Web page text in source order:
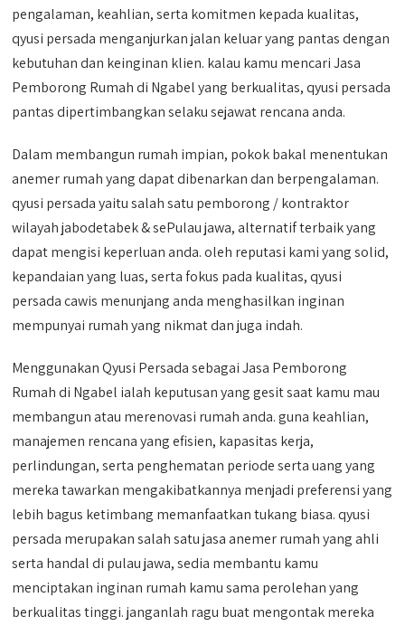
pengalaman, keahlian, serta komitmen kepada kualitas,
qyusi persada menganjurkan jalan keluar yang pantas dengan
kebutuhan dan keinginan klien. kalau kamu mencari Jasa
Pemborong Rumah di Ngabel yang berkualitas, qyusi persada
pantas dipertimbangkan selaku sejawat rencana anda.
Dalam membangun rumah impian, pokok bakal menentukan
anemer rumah yang dapat dibenarkan dan berpengalaman.
qyusi persada yaitu salah satu pemborong / kontraktor
wilayah jabodetabek & sePulau jawa, alternatif terbaik yang
dapat mengisi keperluan anda. oleh reputasi kami yang solid,
kepandaian yang luas, serta fokus pada kualitas, qyusi
persada cawis menunjang anda menghasilkan inginan
mempunyai rumah yang nikmat dan juga indah.
Menggunakan Qyusi Persada sebagai Jasa Pemborong
Rumah di Ngabel ialah keputusan yang gesit saat kamu mau
membangun atau merenovasi rumah anda. guna keahlian,
manajemen rencana yang efisien, kapasitas kerja,
perlindungan, serta penghematan periode serta uang yang
mereka tawarkan mengakibatkannya menjadi preferensi yang
lebih bagus ketimbang memanfaatkan tukang biasa. qyusi
persada merupakan salah satu jasa anemer rumah yang ahli
serta handal di pulau jawa, sedia membantu kamu
menciptakan inginan rumah kamu sama perolehan yang
berkualitas tinggi. janganlah ragu buat mengontak mereka